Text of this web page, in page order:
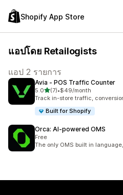
Shopify App Store
แอปโดย Retailogists
แอป 2 รายการ
Avia ‑ POS Traffic Counter
5.0เต็ม 5 ดาว
(7)
ทั้งหมด 7 รีวิว
•$49/month
Track in-store traffic,
Built for Shopify
Orca: AI‑powered OMS
Free
The only OMS built in